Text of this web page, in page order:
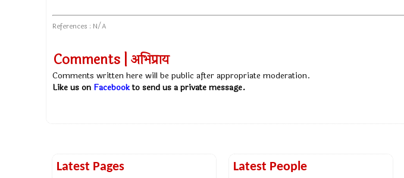
References : N/A
Comments | अभिप्राय
Comments written here will be public after appropriate moderation.
Like us on Facebookto send us a private message.
Latest Pages Latest People